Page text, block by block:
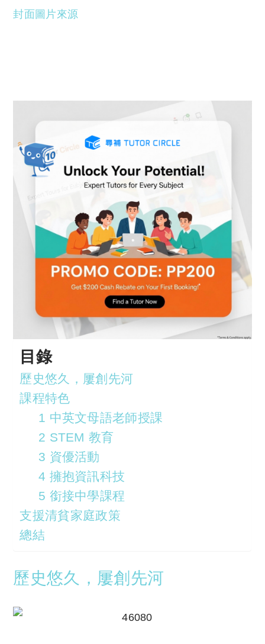
封面圖片來源
目錄
歷史悠久，屢創先河
課程特色
1 中英文母語老師授課
2 STEM 教育
3 資優活動
4 擁抱資訊科技
5 銜接中學課程
支援清貧家庭政策
總結
歷史悠久，屢創先河